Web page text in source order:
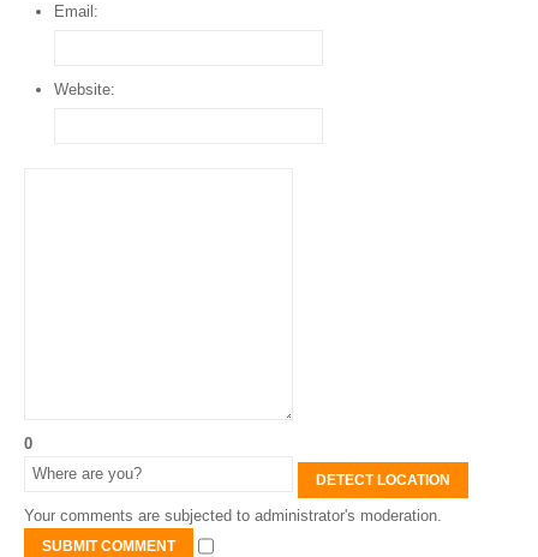
Email:
Website:
0
DETECT LOCATION
Your comments are subjected to administrator's moderation.
SUBMIT COMMENT